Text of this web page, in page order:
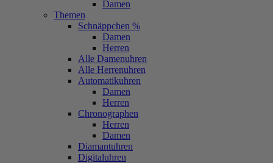
Damen
Themen
Schnäppchen %
Damen
Herren
Alle Damenuhren
Alle Herrenuhren
Automatikuhren
Damen
Herren
Chronographen
Herren
Damen
Diamantuhren
Digitaluhren